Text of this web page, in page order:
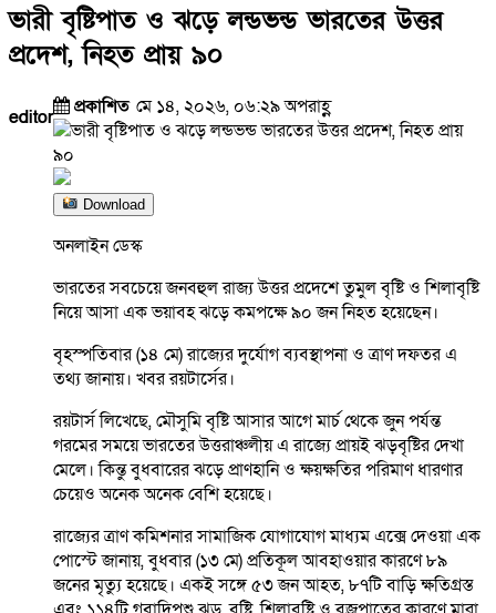
ভারী বৃষ্টিপাত ও ঝড়ে লন্ডভন্ড ভারতের উত্তর
প্রদেশ, নিহত প্রায় ৯০
editor প্রকাশিত মে ১৪, ২০২৬, ০৬:২৯ অপরাহ্ণ
Download
অনলাইন ডেস্ক
ভারতের সবচেয়ে জনবহুল রাজ্য উত্তর প্রদেশে তুমুল বৃষ্টি ও শিলাবৃষ্টি
নিয়ে আসা এক ভয়াবহ ঝড়ে কমপক্ষে ৯০ জন নিহত হয়েছেন।
বৃহস্পতিবার (১৪ মে) রাজ্যের দুর্যোগ ব্যবস্থাপনা ও ত্রাণ দফতর এ
তথ্য জানায়। খবর রয়টার্সের।
রয়টার্স লিখেছে, মৌসুমি বৃষ্টি আসার আগে মার্চ থেকে জুন পর্যন্ত
গরমের সময়ে ভারতের উত্তরাঞ্চলীয় এ রাজ্যে প্রায়ই ঝড়বৃষ্টির দেখা
মেলে। কিন্তু বুধবারের ঝড়ে প্রাণহানি ও ক্ষয়ক্ষতির পরিমাণ ধারণার
চেয়েও অনেক অনেক বেশি হয়েছে।
রাজ্যের ত্রাণ কমিশনার সামাজিক যোগাযোগ মাধ্যম এক্সে দেওয়া এক
পোস্টে জানায়, বুধবার (১৩ মে) প্রতিকূল আবহাওয়ার কারণে ৮৯
জনের মৃত্যু হয়েছে। একই সঙ্গে ৫৩ জন আহত, ৮৭টি বাড়ি ক্ষতিগ্রস্ত